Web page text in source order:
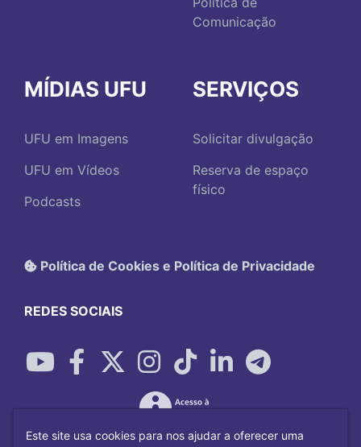
Comunicação
MÍDIAS UFU
UFU em Imagens
UFU em Vídeos
Podcasts
SERVIÇOS
Solicitar divulgação
Reserva de espaço
físico
Política de Cookies e Política de Privacidade
REDES SOCIAIS
Este site usa cookies para nos ajudar a oferecer uma